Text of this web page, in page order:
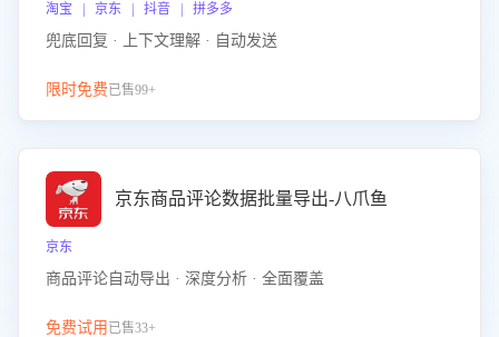
淘宝 | 京东 | 抖音 | 拼多多
兜底回复 · 上下文理解 · 自动发送
限时免费已售99+
京东商品评论数据批量导出-八爪鱼
京东
商品评论自动导出 · 深度分析 · 全面覆盖
免费试用 已售33+